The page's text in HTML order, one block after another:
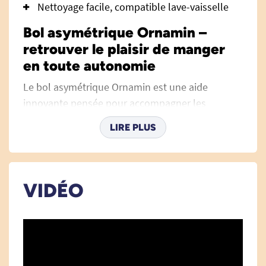
Nettoyage facile, compatible lave-vaisselle
Bol asymétrique Ornamin –
retrouver le plaisir de manger
en toute autonomie
Le bol asymétrique Ornamin est une aide
innovante pensée pour accompagner les
personnes âgées, en situation de handicap,
accidentées ou tout simplement fragilisées par
une baisse de mobilité au niveau des membres
redonne confiance et autonomie lors des repas,
à domicile comme en institution. Parmi les
LIRE PLUS
VIDÉO